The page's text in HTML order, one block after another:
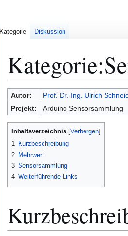
Kategorie:
Zur
Navigation
springen
Zur
Suche
springen
Autor:
Prof. Dr.-Ing. Ulrich
Projekt:
Arduino Sensorsammlung
Inhaltsverzeichnis
1 Kurzbeschreibung
2 Mehrwert
3 Sensorsammlung
4 Weiterführende Links
Kategorie Diskussion